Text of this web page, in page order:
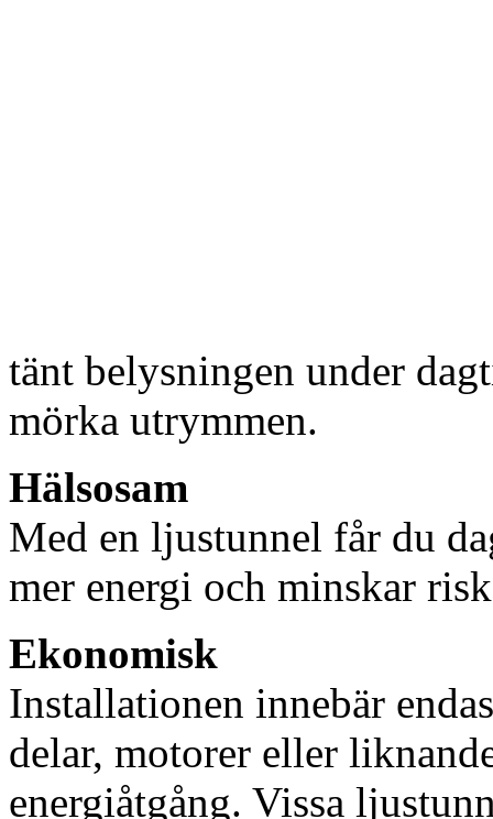
tänt belysningen under
mörka utrymmen.
Hälsosam
Med en ljustunnel får du
mer energi och minskar
Ekonomisk
Installationen innebär
delar, motorer eller
energiåtgång. Vissa